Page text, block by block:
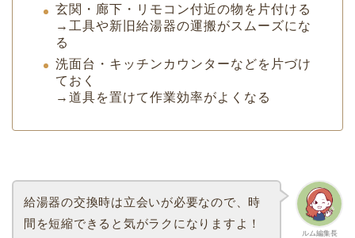
玄関・廊下・リモコン付近の物を片付ける
→工具や新旧給湯器の運搬がスムーズにな
る
洗面台・キッチンカウンターなどを片づけ
ておく
→道具を置けて作業効率がよくなる
ルム編集長
給湯器の交換時は立会いが必要なので、時
間を短縮できると気がラクになりますよ！